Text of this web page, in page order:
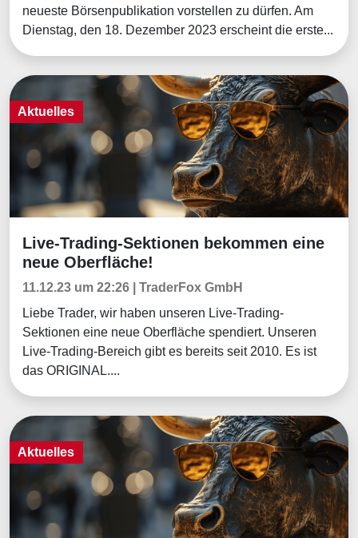
neueste Börsenpublikation vorstellen zu dürfen. Am
Dienstag, den 18. Dezember 2023 erscheint die erste...
Aktuelles
Aktuelles
Live-Trading-Sektionen bekommen eine
neue Oberfläche!
11.12.23 um 22:26 | TraderFox GmbH
Liebe Trader, wir haben unseren Live-Trading-
Sektionen eine neue Oberfläche spendiert. Unseren
Live-Trading-Bereich gibt es bereits seit 2010. Es ist
das ORIGINAL....
Aktuelles